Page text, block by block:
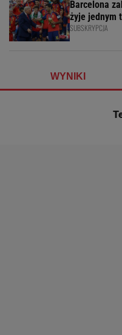
Barcelona
żyje jednym
SUBSKRYPCJA
WYNIKI